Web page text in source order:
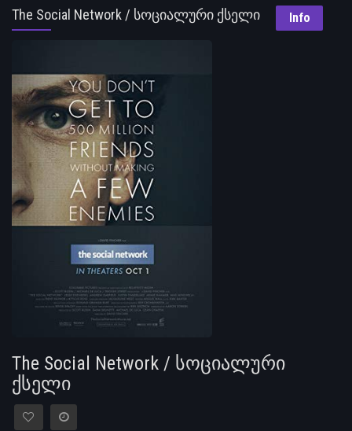
The Social Network / სოციალური ქსელი Info
The Social Network / სოციალური
ქსელი